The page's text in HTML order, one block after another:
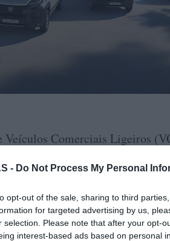
- Do Not Process My Personal
opt-out of the sale, sharing to third
for targeted advertising by us,
selection. Please note that after your opt-
interest-based ads based on personal
Veículos Comerciais Ligeiros
trunfos fundamentais na
propor a mais vasta gama de
generalistas na Europa,
versão elétrica de cada modelo
marca 100% elétrica até 2030